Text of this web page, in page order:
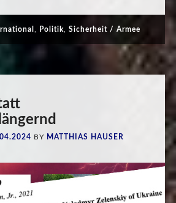
, Politik, Sicherheit / Armee
BY MATTHIAS HAUSER